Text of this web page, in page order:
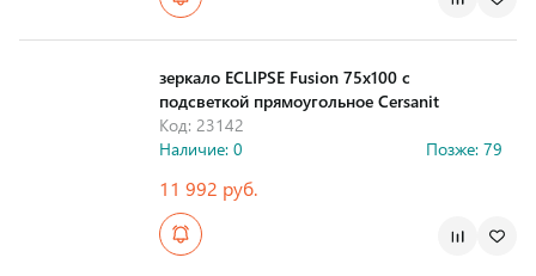
зеркало ECLIPSE Fusion 75x100 с
подсветкой прямоугольное Cersanit
Код: 23142
Наличие: 0
Позже: 79
11 992 руб.